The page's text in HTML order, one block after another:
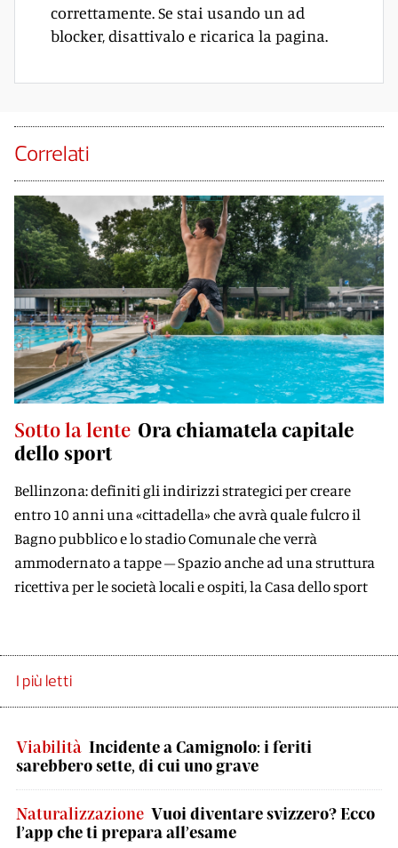
correttamente. Se stai usando un ad
blocker, disattivalo e ricarica la pagina.
Correlati
Sotto la lente Ora chiamatela capitale
dello sport
Bellinzona: definiti gli indirizzi strategici per creare
entro 10 anni una «cittadella» che avrà quale fulcro il
Bagno pubblico e lo stadio Comunale che verrà
ammodernato a tappe – Spazio anche ad una struttura
ricettiva per le società locali e ospiti, la Casa dello sport
I più letti
Viabilità Incidente a Camignolo: i feriti
sarebbero sette, di cui uno grave
Naturalizzazione Vuoi diventare svizzero? Ecco
l’app che ti prepara all’esame